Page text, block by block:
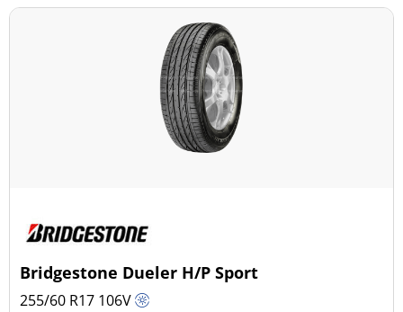
Bridgestone Dueler H/P Sport
255/60 R17 106V